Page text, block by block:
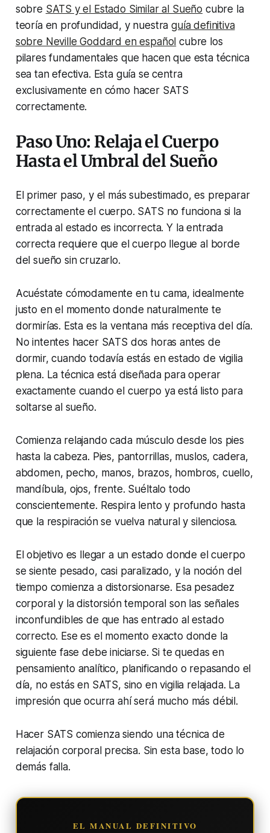
sobre SATS y el Estado Similar al Sueño cubre la
teoría en profundidad, y nuestraguía definitiva
sobre Neville Goddard en español cubre los
pilares fundamentales que hacen que esta técnica
sea tan efectiva. Esta guía se centra
exclusivamente en cómo hacer SATS
correctamente.
Paso Uno: Relaja el Cuerpo
Hasta el Umbral del Sueño
El primer paso, y el más subestimado, es preparar
correctamente el cuerpo. SATS no funciona si la
entrada al estado es incorrecta. Y la entrada
correcta requiere que el cuerpo llegue al borde
del sueño sin cruzarlo.
Acuéstate cómodamente en tu cama, idealmente
justo en el momento donde naturalmente te
dormirías. Esta es la ventana más receptiva del día.
No intentes hacer SATS dos horas antes de
dormir, cuando todavía estás en estado de vigilia
plena. La técnica está diseñada para operar
exactamente cuando el cuerpo ya está listo para
soltarse al sueño.
Comienza relajando cada músculo desde los pies
hasta la cabeza. Pies, pantorrillas, muslos, cadera,
abdomen, pecho, manos, brazos, hombros, cuello,
mandíbula, ojos, frente. Suéltalo todo
conscientemente. Respira lento y profundo hasta
que la respiración se vuelva natural y silenciosa.
El objetivo es llegar a un estado donde el cuerpo
se siente pesado, casi paralizado, y la noción del
tiempo comienza a distorsionarse. Esa pesadez
corporal y la distorsión temporal son las señales
inconfundibles de que has entrado al estado
correcto. Ese es el momento exacto donde la
siguiente fase debe iniciarse. Si te quedas en
pensamiento analítico, planificando o repasando el
día, no estás en SATS, sino en vigilia relajada. La
impresión que ocurra ahí será mucho más débil.
Hacer SATS comienza siendo una técnica de
relajación corporal precisa. Sin esta base, todo lo
demás falla.
EL MANUAL DEFINITIVO